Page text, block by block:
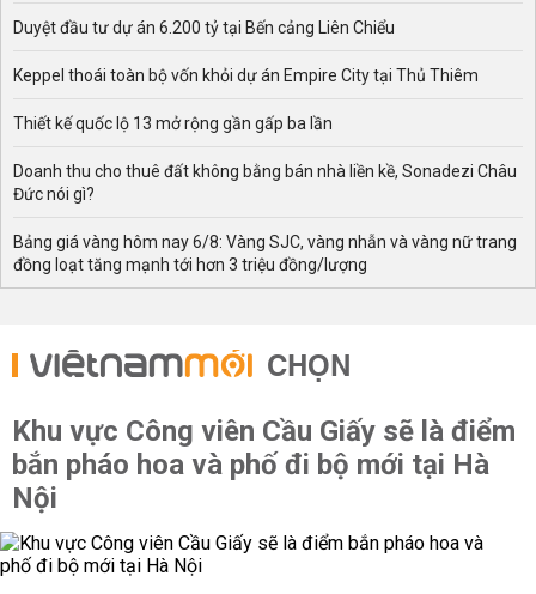
Duyệt đầu tư dự án 6.200 tỷ tại Bến cảng Liên Chiểu
Keppel thoái toàn bộ vốn khỏi dự án Empire City tại Thủ Thiêm
Thiết kế quốc lộ 13 mở rộng gần gấp ba lần
Doanh thu cho thuê đất không bằng bán nhà liền kề, Sonadezi Châu
Đức nói gì?
Bảng giá vàng hôm nay 6/8: Vàng SJC, vàng nhẫn và vàng nữ trang
đồng loạt tăng mạnh tới hơn 3 triệu đồng/lượng
CHỌN
Khu vực Công viên Cầu Giấy sẽ là điểm
bắn pháo hoa và phố đi bộ mới tại Hà
Nội